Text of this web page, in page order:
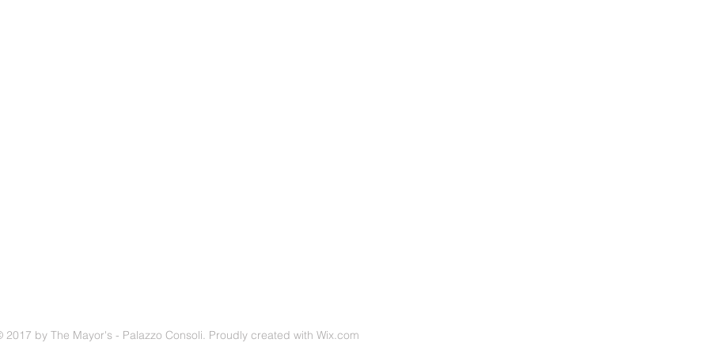
2017 by The Mayor's - Palazzo Consoli. Proudly created with Wix.com